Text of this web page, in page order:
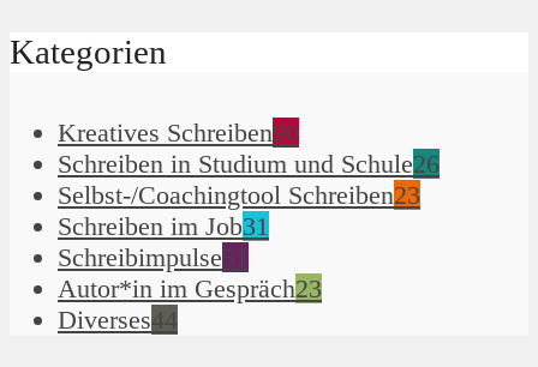
Kategorien
Kreatives Schreiben90
Schreiben in Studium und Schule26
Selbst-/Coachingtool Schreiben23
Schreiben im Job31
Schreibimpulse51
Autor*in im Gespräch23
Diverses44